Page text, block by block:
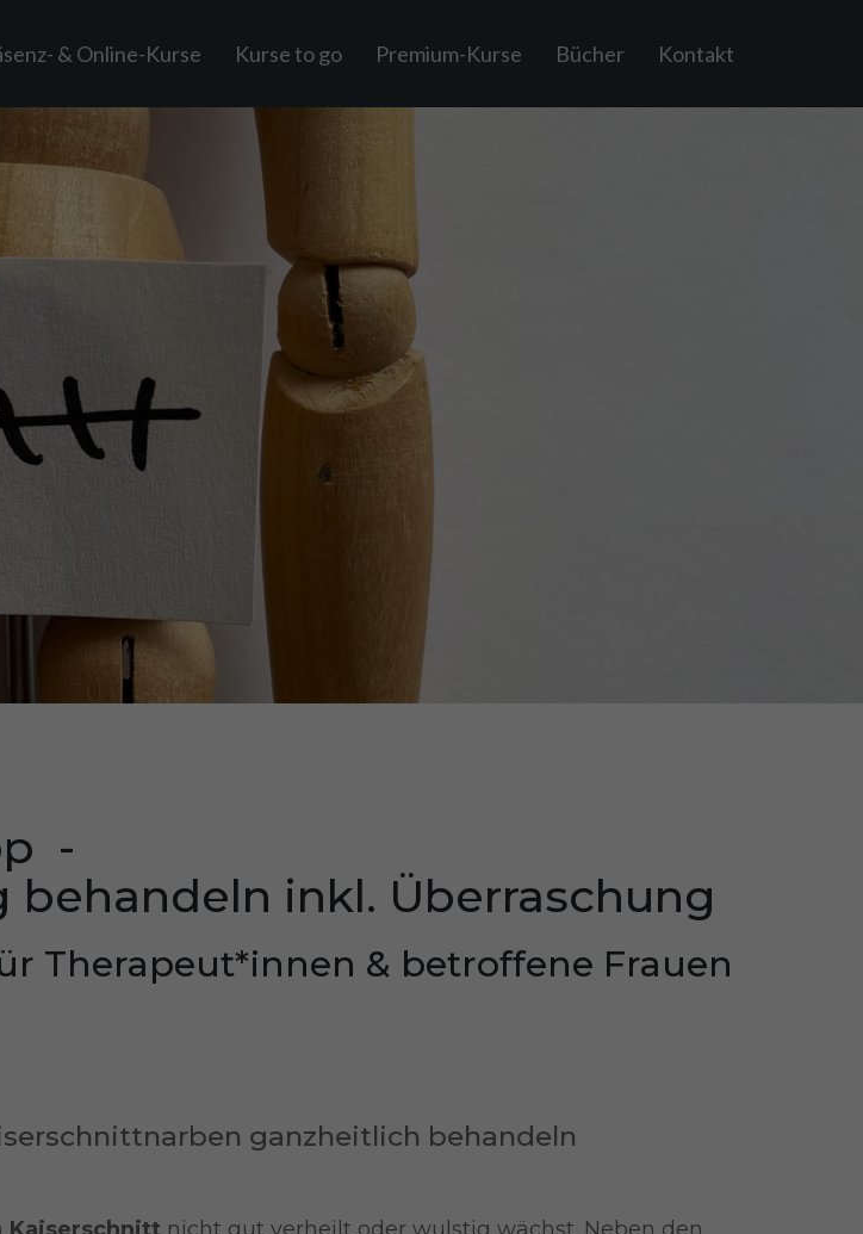
& Online-Kurse Kurse to go Premium-Kurse Bücher Kontakt
-
inkl. Überraschung
Therapeut*innen & betroffene Frauen
ganzheitlich behandeln